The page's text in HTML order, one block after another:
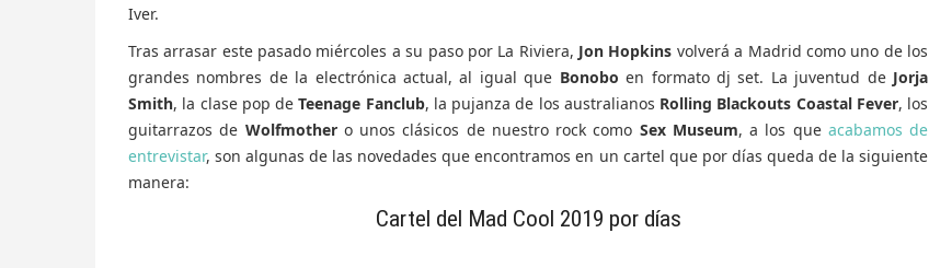
Iver.
Tras arrasar este pasado miércoles a su paso por La Riviera, Jon Hopkins volverá a Madrid como uno de los
grandes nombres de la electrónica actual, al igual que Bonobo en formato dj set. La juventud de Jorja
Smith, la clase pop deTeenage Fanclub, la pujanza de los australianos Rolling Blackouts Coastal Fever, los
guitarrazos de Wolfmothero unos clásicos de nuestro rock como Sex Museum, a los que acabamos de
entrevistar, son algunas de las novedades que encontramos en un cartel que por días queda de la siguiente
manera:
Cartel del Mad Cool 2019 por días